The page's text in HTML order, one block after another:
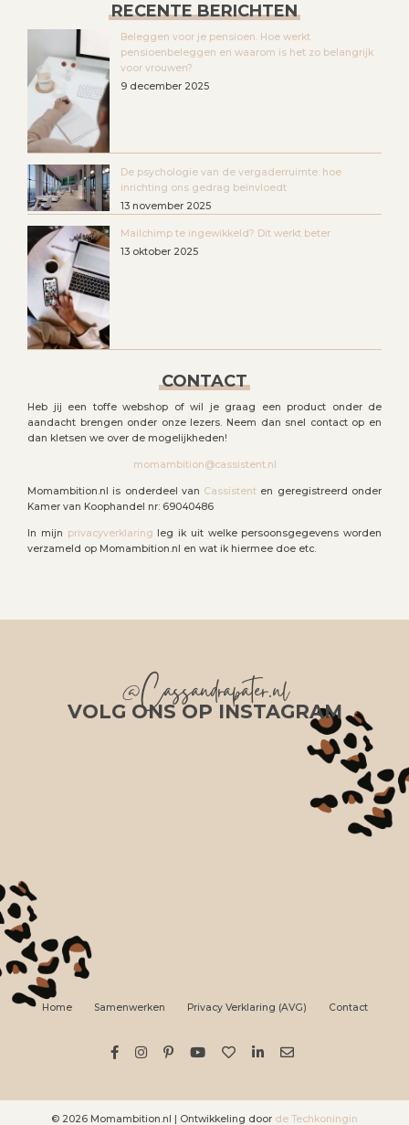
RECENTE BERICHTEN
Beleggen voor je pensioen. Hoe werkt
pensioenbeleggen en waarom is het zo belangrijk
voor vrouwen?
9 december 2025
De psychologie van de vergaderruimte: hoe
inrichting ons gedrag beïnvloedt
13 november 2025
Mailchimp te ingewikkeld? Dit werkt beter
13 oktober 2025
CONTACT
Heb jij een toffe webshop of wil je graag een product onder de
aandacht brengen onder onze lezers. Neem dan snel contact op en
dan kletsen we over de mogelijkheden!
momambition@cassistent.nl
Momambition.nl is onderdeel van Cassistent en geregistreerd onder
Kamer van Koophandel nr: 69040486
In mijn privacyverklaring leg ik uit welke persoonsgegevens worden
verzameld op Momambition.nl en wat ik hiermee doe etc.
@Cassandrapater.nl
VOLG ONS OP INSTAGRAM
Home Samenwerken Privacy Verklaring (AVG) Contact
© 2026 Momambition.nl | Ontwikkeling door de Techkoningin